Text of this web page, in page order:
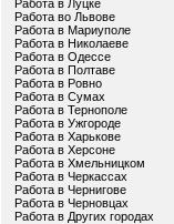
Работа в Луцке
Работа во Львове
Работа в Мариуполе
Работа в Николаеве
Работа в Одессе
Работа в Полтаве
Работа в Ровно
Работа в Сумах
Работа в Тернополе
Работа в Ужгороде
Работа в Харькове
Работа в Херсоне
Работа в Хмельницком
Работа в Черкассах
Работа в Чернигове
Работа в Черновцах
Работа в Других городах